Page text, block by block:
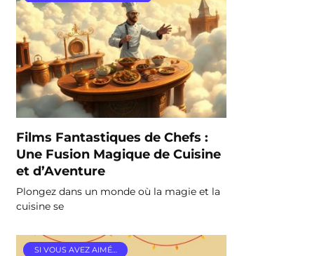
Films Fantastiques de Chefs :
Une Fusion Magique de Cuisine
et d’Aventure
Plongez dans un monde où la magie et la
cuisine se
SI VOUS AVEZ AIMÉ…